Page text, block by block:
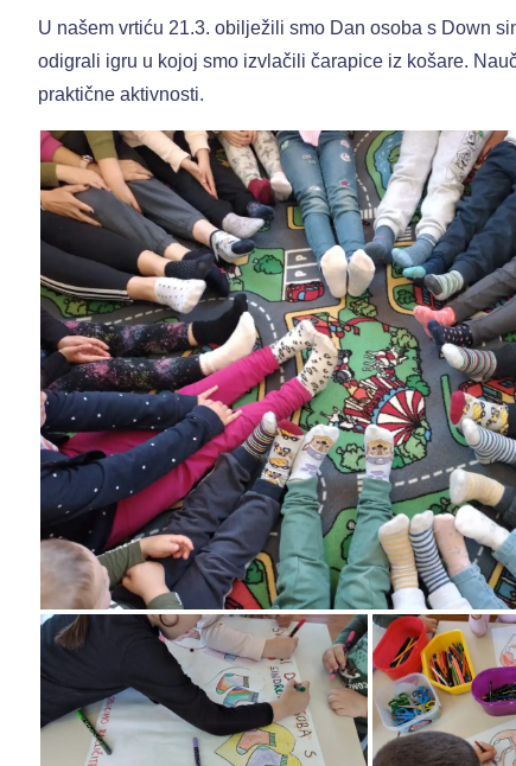
U našem vrtiću 21.3. obilježili smo Dan osoba s Down
odigrali igru u kojoj smo izvlačili čarapice iz košare.
praktične aktivnosti.